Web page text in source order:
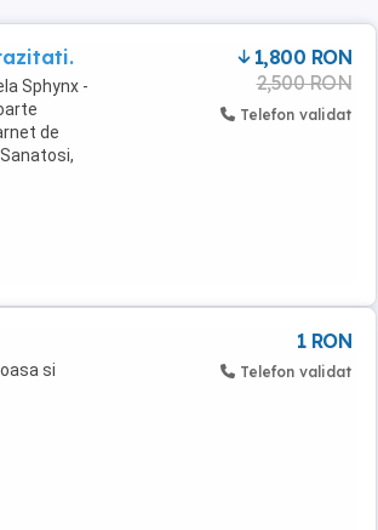
Sphynx -
de
1,800 RON
2,500 RON
Telefon validat
si
1 RON
Telefon validat